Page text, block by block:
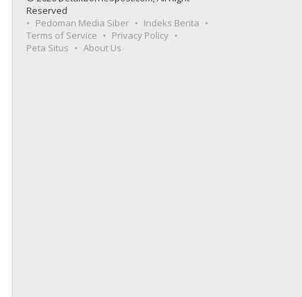
Reserved
Pedoman Media Siber
Indeks Berita
Terms of Service
Privacy Policy
Peta Situs
About Us